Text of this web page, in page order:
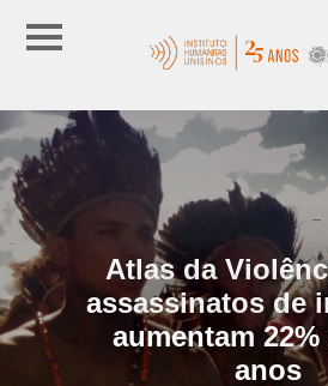
Atlas da
assassinatos de
aumentam 22%
anos